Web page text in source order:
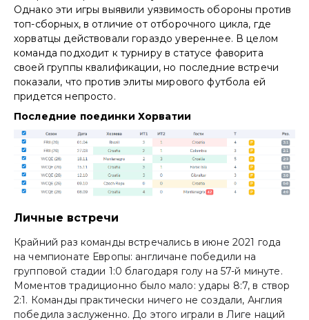
Однако эти игры выявили уязвимость обороны против
топ-сборных, в отличие от отборочного цикла, где
хорватцы действовали гораздо увереннее. В целом
команда подходит к турниру в статусе фаворита
своей группы квалификации, но последние встречи
показали, что против элиты мирового футбола ей
придется непросто.
Последние поединки Хорватии
Личные встречи
Крайний раз команды встречались в июне 2021 года
на чемпионате Европы: англичане победили на
групповой стадии 1:0 благодаря голу на 57-й минуте.
Моментов традиционно было мало: удары 8:7, в створ
2:1. Команды практически ничего не создали, Англия
победила заслуженно. До этого играли в Лиге наций